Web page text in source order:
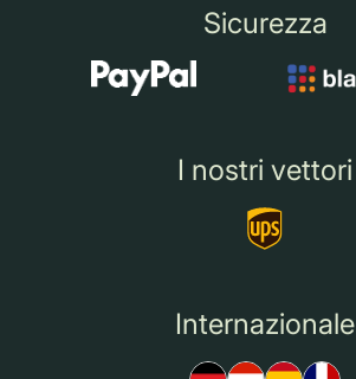
Sicurezza
I nostri vettori
Internazionale